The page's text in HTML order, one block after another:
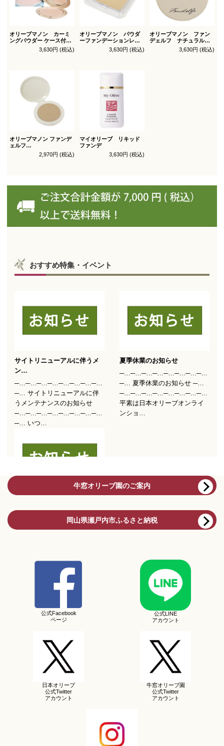
オリーブマノン カーミ
ングパウダー ケース付
（パフ1枚付）3,630円 (税込)
オリーブマノン パウダ
ーファンデーションレフ
ィル（スポンジ付）3,630円 (税込)
オリーブマノン ファン
デェルフ ナチュラルパ
3,630円 (税込)
オリーブマノン ファンデ
ェルフ
コンシールファンデーシ
ョン レフィル
2,970円 (税込)
マイオリーブ リキッド
ファンデ
3,630円 (税込)
牛窓オリーブ園のご案内
岡山県瀬戸内市ふるさと納税
公式Facebook
ページ
公式LINE
アカウント
日本オリーブ
公式Twitter
アカウント
牛窓オリーブ園
公式Twitter
アカウント